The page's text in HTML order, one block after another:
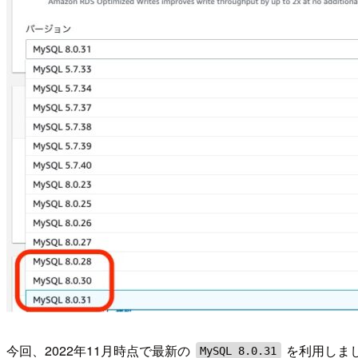
今回、2022年11月時点で最新の MySQL 8.0.31 を利用しま